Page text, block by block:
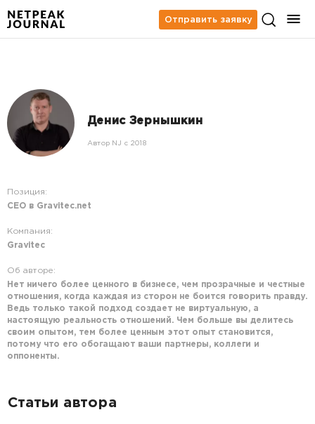
Отправить заявку
Денис Зернышкин
Автор NJ c 2018
Позиция:
СЕО в Gravitec.net
Компания:
Gravitec
Об авторе:
Нет ничего более ценного в бизнесе, чем прозрачные и честные
отношения, когда каждая из сторон не боится говорить правду.
Ведь только такой подход создает не виртуальную, а
настоящую реальность отношений. Чем больше вы делитесь
своим опытом, тем более ценным этот опыт становится,
потому что его обогащают ваши партнеры, коллеги и
оппоненты.
Статьи автора